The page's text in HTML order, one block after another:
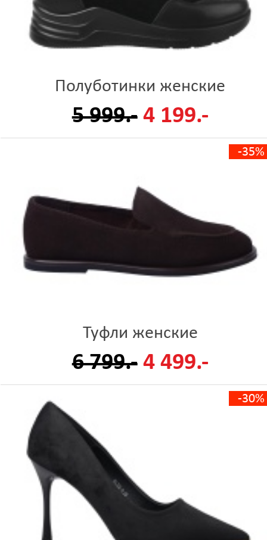
Полуботинки женские
5 999.- 4 199.-
-35%
Туфли женские
6 799.- 4 499.-
-30%